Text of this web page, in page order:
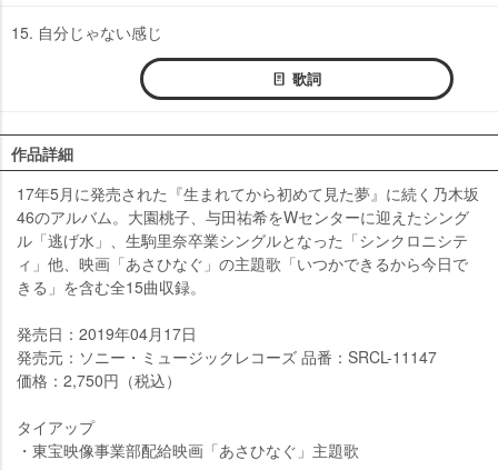
15. 自分じゃない感じ
歌詞
作品詳細
17年5月に発売された『生まれてから初めて見た夢』に続く乃木坂
46のアルバム。大園桃子、与田祐希をWセンターに迎えたシング
ル「逃げ水」、生駒里奈卒業シングルとなった「シンクロニシテ
ィ」他、映画「あさひなぐ」の主題歌「いつかできるから今日で
きる」を含む全15曲収録。
発売日：2019年04月17日
発売元：ソニー・ミュージックレコーズ 品番：SRCL-11147
価格：2,750円（税込）
タイアップ
・東宝映像事業部配給映画「あさひなぐ」主題歌